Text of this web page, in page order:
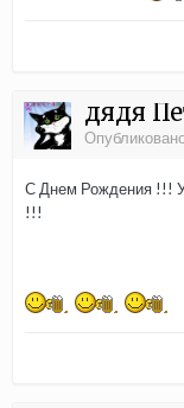
дядя
С Днем Рождения !!!
!!!